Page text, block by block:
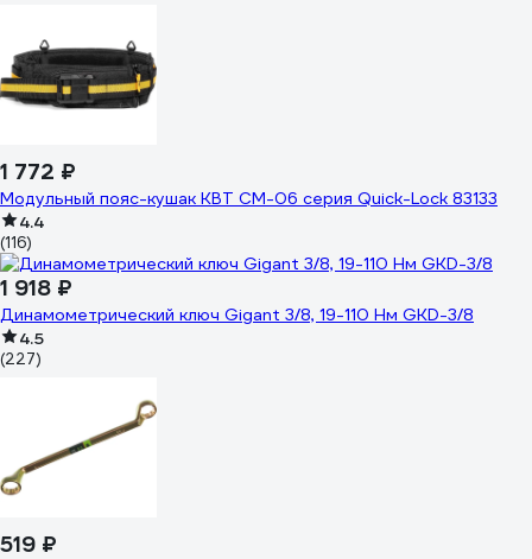
1 772 ₽
Модульный пояс-кушак КВТ СМ-06 серия Quick-Lock 83133
4.4
(116)
1 918 ₽
Динамометрический ключ Gigant 3/8, 19-110 Нм GKD-3/8
4.5
(227)
519 ₽